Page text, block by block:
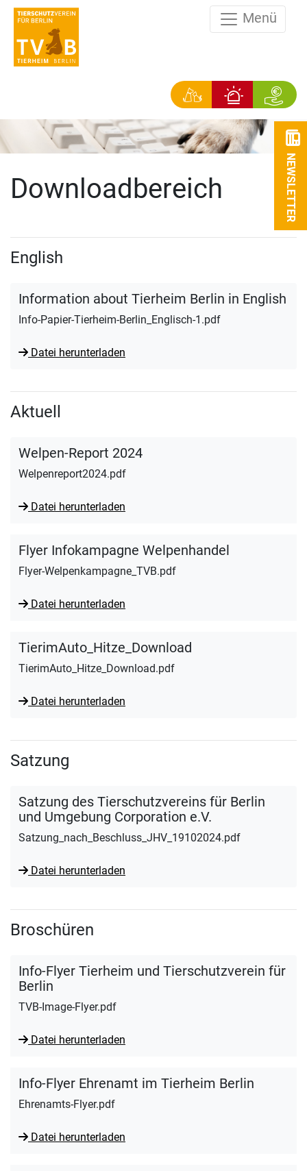
Menü
NEWSLETTER
Downloadbereich
English
Information about Tierheim Berlin in English
Info-Papier-Tierheim-Berlin_Englisch-1.pdf
Datei herunterladen
Aktuell
Welpen-Report 2024
Welpenreport2024.pdf
Datei herunterladen
Flyer Infokampagne Welpenhandel
Flyer-Welpenkampagne_TVB.pdf
Datei herunterladen
TierimAuto_Hitze_Download
TierimAuto_Hitze_Download.pdf
Datei herunterladen
Satzung
Satzung des Tierschutzvereins für Berlin
und Umgebung Corporation e.V.
Satzung_nach_Beschluss_JHV_19102024.pdf
Datei herunterladen
Broschüren
Info-Flyer Tierheim und Tierschutzverein für
Berlin
TVB-Image-Flyer.pdf
Datei herunterladen
Info-Flyer Ehrenamt im Tierheim Berlin
Ehrenamts-Flyer.pdf
Datei herunterladen